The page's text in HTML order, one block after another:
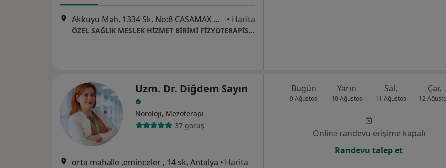
Akkuyu Mah. 1334 Sk. No:8 CASAMAX OFİS B8, Antalya • Harita
ÖZEL SAĞLIK MESLEK HİZMET BİRİMİ FİZYOTERAPİST NAZLI ŞABANOĞLU
Uzm. Dr. Diğdem Sayın
Nöroloji, Mezoterapi
37 görüş
orta mahalle ,eminceler , 14 sk, Antalya • Harita
Bugün
9 Ağustos
Yarın
10 Ağustos
Sal,
11 Ağustos
Çar,
12
Online randevu erişime kapalı
Randevu talep et